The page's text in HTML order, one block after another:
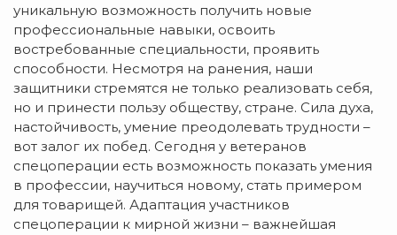
уникальную возможность получить новые
профессиональные навыки, освоить
востребованные специальности, проявить
способности. Несмотря на ранения, наши
защитники стремятся не только реализовать себя,
но и принести пользу обществу, стране. Сила духа,
настойчивость, умение преодолевать трудности –
вот залог их побед. Сегодня у ветеранов
спецоперации есть возможность показать умения
в профессии, научиться новому, стать примером
для товарищей. Адаптация участников
спецоперации к мирной жизни – важнейшая